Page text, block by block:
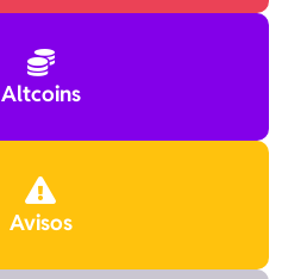

Altcoins

Avisos